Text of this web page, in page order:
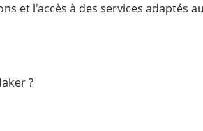
et l'accès à des services adaptés
?